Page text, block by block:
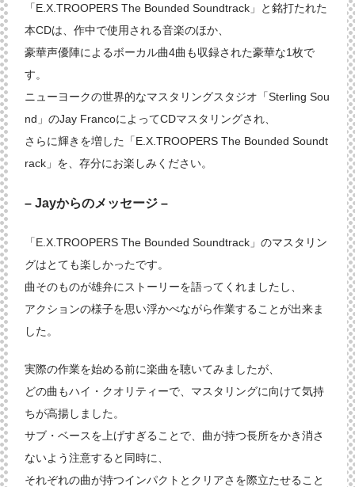
「E.X.TROOPERS The Bounded Soundtrack」と銘打たれた
本CDは、作中で使用される音楽のほか、
豪華声優陣によるボーカル曲4曲も収録された豪華な1枚で
す。
ニューヨークの世界的なマスタリングスタジオ「Sterling Sou
nd」のJay FrancoによってCDマスタリングされ、
さらに輝きを増した「E.X.TROOPERS The Bounded Soundt
rack」を、存分にお楽しみください。
– Jayからのメッセージ –
「E.X.TROOPERS The Bounded Soundtrack」のマスタリン
グはとても楽しかったです。
曲そのものが雄弁にストーリーを語ってくれましたし、
アクションの様子を思い浮かべながら作業することが出来ま
した。
実際の作業を始める前に楽曲を聴いてみましたが、
どの曲もハイ・クオリティーで、マスタリングに向けて気持
ちが高揚しました。
サブ・ベースを上げすぎることで、曲が持つ長所をかき消さ
ないよう注意すると同時に、
それぞれの曲が持つインパクトとクリアさを際立たせること